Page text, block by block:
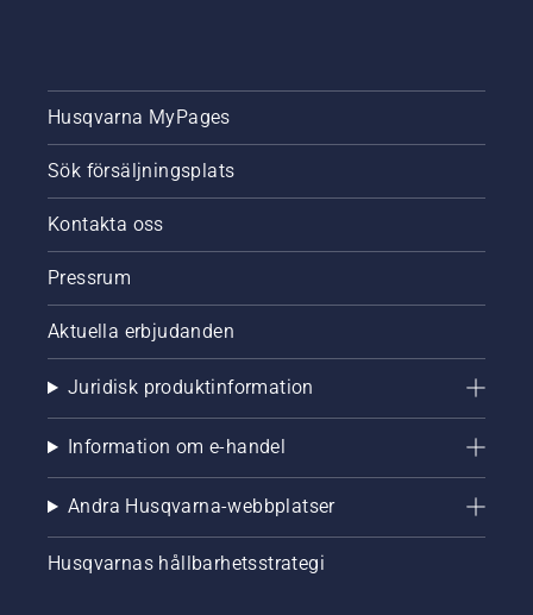
Husqvarna MyPages
Sök försäljningsplats
Kontakta oss
Pressrum
Aktuella erbjudanden
Juridisk produktinformation
Information om e-handel
Andra Husqvarna-webbplatser
Husqvarnas hållbarhetsstrategi